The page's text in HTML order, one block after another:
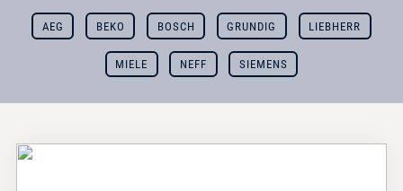
AEG BEKO BOSCH GRUNDIG LIEBHERR
MIELE NEFF SIEMENS